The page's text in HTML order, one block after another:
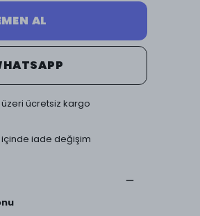
AL
üzeri ücretsiz kargo
içinde iade değişim